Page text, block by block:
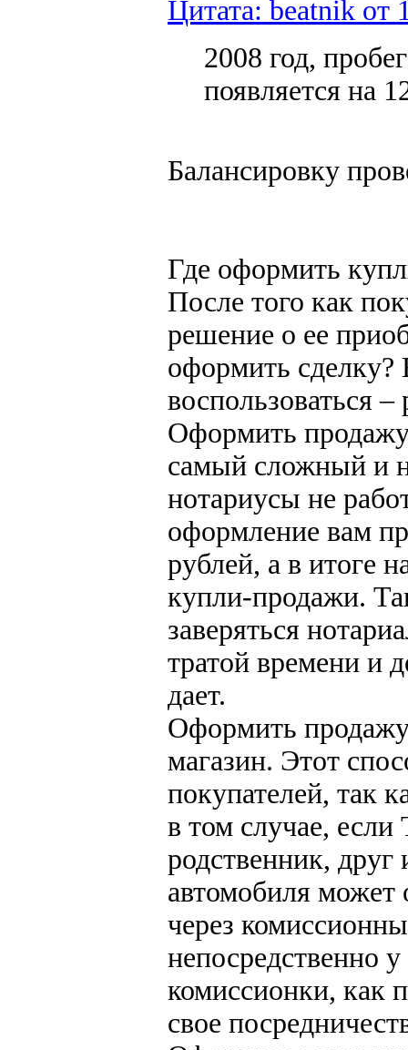
Цитата: beatnik от
2008 год,
появляется на
Балансировку
Где оформить
После того как
решение о ее
оформить сделку?
воспользоваться
Оформить продажу
самый сложный и
нотариусы не
оформление вам
рублей, а в итоге
купли-продажи.
заверяться
тратой времени и
дает.
Оформить
магазин. Этот
покупателей, так
в том случае, если
родственник,
автомобиля может
через
непосредственно
комиссионки, как
свое